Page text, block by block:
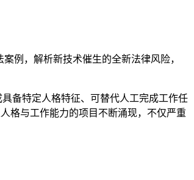
例，解析新技术催生的全新法律风险，
备特定人格特征、可替代人工完成工作任
格与工作能力的项目不断涌现，不仅严重